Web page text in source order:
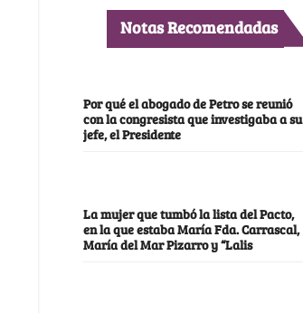
Notas Recomendadas
Por qué el abogado de Petro se reunió
con la congresista que investigaba a su
jefe, el Presidente
La mujer que tumbó la lista del Pacto,
en la que estaba María Fda. Carrascal,
María del Mar Pizarro y “Lalis